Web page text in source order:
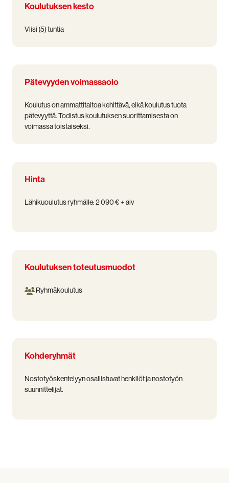
Koulutuksen kesto
Viisi (5) tuntia
Pätevyyden voimassaolo
Koulutus on ammattitaitoa kehittävä, eikä koulutus tuota
pätevyyttä. Todistus koulutuksen suorittamisesta on
voimassa toistaiseksi.
Hinta
Lähikuoulutus ryhmälle: 2 090 € + alv
Koulutuksen toteutusmuodot
Ryhmäkoulutus
Kohderyhmät
Nostotyöskentelyyn osallistuvat henkilöt ja nostotyön
suunnittelijat.